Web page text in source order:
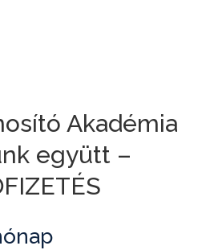
Akadémia
együtt –